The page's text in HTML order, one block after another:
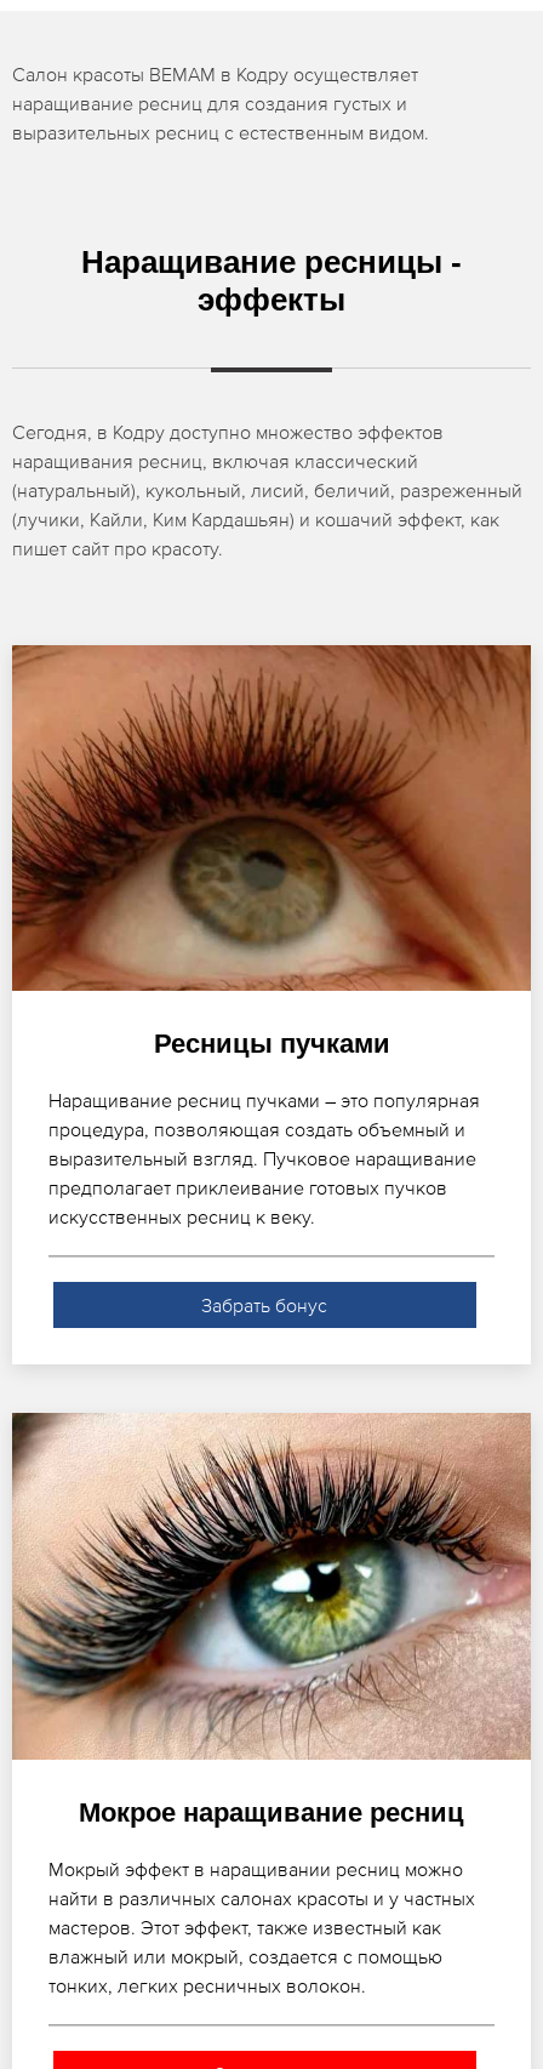
Салон красоты BEMAM в Кодру осуществляет
наращивание ресниц для создания густых и
выразительных ресниц с естественным видом.
Наращивание ресницы -
эффекты
Сегодня, в Кодру доступно множество эффектов
наращивания ресниц, включая классический
(натуральный), кукольный, лисий, беличий, разреженный
(лучики, Кайли, Ким Кардашьян) и кошачий эффект, как
пишет сайт про красоту.
Ресницы пучками
Наращивание ресниц пучками – это популярная
процедура, позволяющая создать объемный и
выразительный взгляд. Пучковое наращивание
предполагает приклеивание готовых пучков
искусственных ресниц к веку.
Забрать бонус
Мокрое наращивание ресниц
Мокрый эффект в наращивании ресниц можно
найти в различных салонах красоты и у частных
мастеров. Этот эффект, также известный как
влажный или мокрый, создается с помощью
тонких, легких ресничных волокон.